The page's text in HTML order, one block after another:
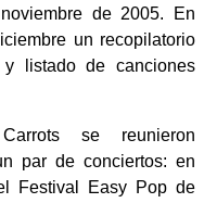
de 2005. En
un recopilatorio
listado de canciones
se reunieron
par de conciertos: en
Festival Easy Pop de